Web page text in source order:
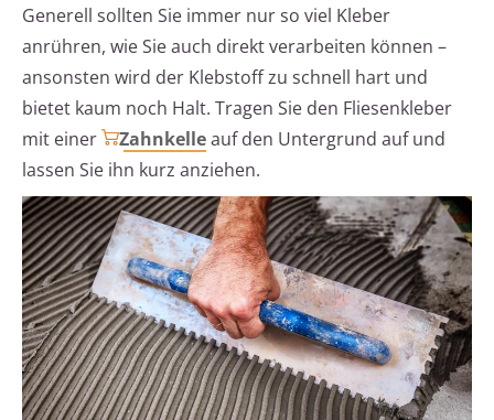
Generell sollten Sie immer nur so viel Kleber
anrühren, wie Sie auch direkt verarbeiten können –
ansonsten wird der Klebstoff zu schnell hart und
bietet kaum noch Halt. Tragen Sie den Fliesenkleber
mit einer
Zahnkelleauf den Untergrund auf und
lassen Sie ihn kurz anziehen.